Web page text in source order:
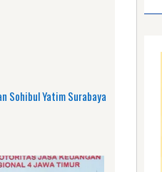
Sohibul Yatim Surabaya